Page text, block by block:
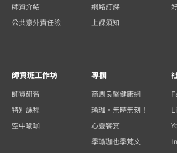
師資介紹
公共意外責任險
網路訂課
上課須知
師資班工作坊
師資研習
特別課程
空中瑜珈
專欄
商周良醫健康網
瑜珈・無時無刻！
心靈饗宴
學瑜珈也學梵文